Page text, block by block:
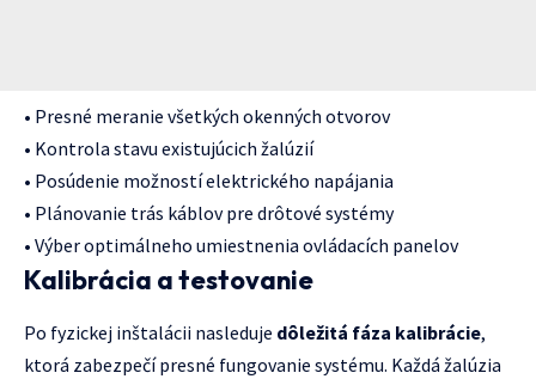
• Presné meranie všetkých okenných otvorov
• Kontrola stavu existujúcich žalúzií
• Posúdenie možností elektrického napájania
• Plánovanie trás káblov pre drôtové systémy
• Výber optimálneho umiestnenia ovládacích panelov
Kalibrácia a testovanie
Po fyzickej inštalácii nasleduje dôležitá fáza kalibrácie,
ktorá zabezpečí presné fungovanie systému. Každá žalúzia